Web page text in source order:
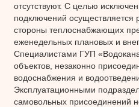
отсутствуют. С целью
подключений осуществляется
стороны теплоснабжающих
еженедельных плановых и
Специалистами ГУП
объектов, незаконно
водоснабжения и
Эксплуатационными
самовольных присоединений